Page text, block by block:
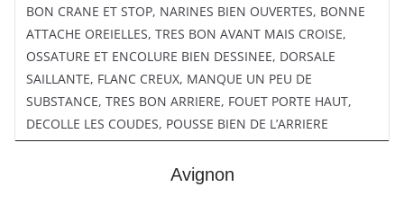
BON CRANE ET STOP, NARINES BIEN OUVERTES, BONNE
ATTACHE OREIELLES, TRES BON AVANT MAIS CROISE,
OSSATURE ET ENCOLURE BIEN DESSINEE, DORSALE
SAILLANTE, FLANC CREUX, MANQUE UN PEU DE
SUBSTANCE, TRES BON ARRIERE, FOUET PORTE HAUT,
DECOLLE LES COUDES, POUSSE BIEN DE L’ARRIERE
Avignon